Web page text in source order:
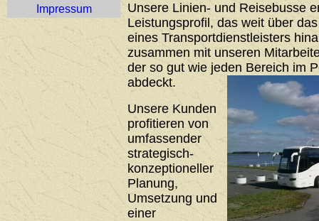
Impressum
Unsere Linien- und Reisebusse
Leistungsprofil, das weit über
eines Transportdienstleisters
zusammen mit unseren
der so gut wie jeden Bereich im
abdeckt.
Unsere Kunden
profitieren von
umfassender
strategisch-
konzeptioneller
Planung,
Umsetzung und
einer